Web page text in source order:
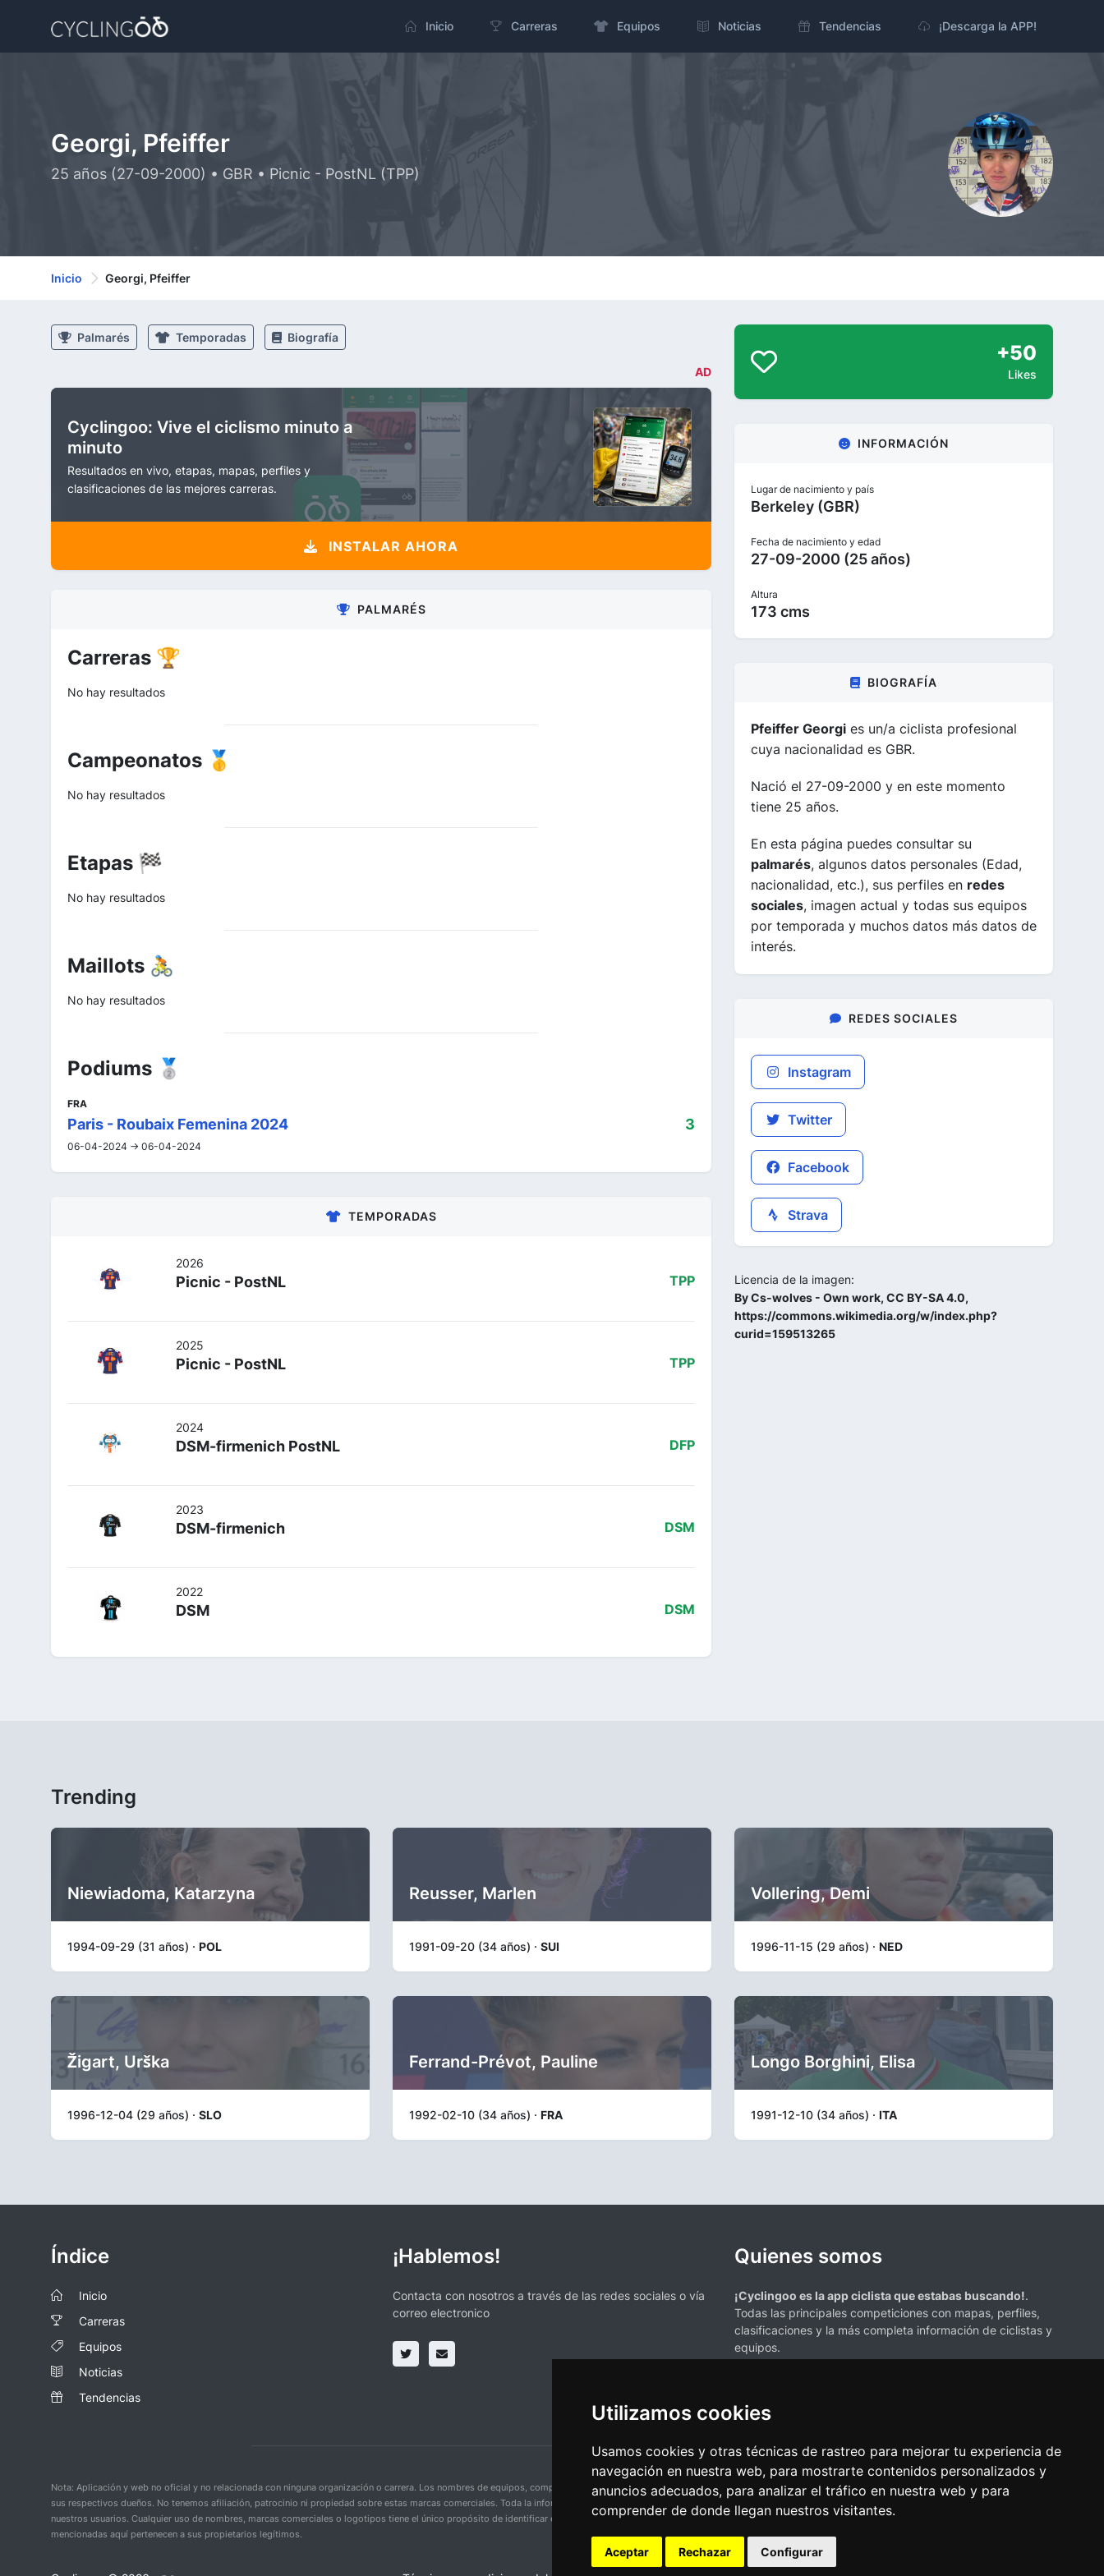
Utilizamos cookies
Usamos cookies y otras técnicas de rastreo para mejorar tu experiencia de
navegación en nuestra web, para mostrarte contenidos personalizados y
anuncios adecuados, para analizar el tráfico en nuestra web y para
comprender de donde llegan nuestros visitantes.
Aceptar Rechazar Configurar
Inicio Carreras Equipos Noticias Tendencias ¡Descarga la APP!
Georgi, Pfeiffer
25 años (27-09-2000) • GBR • Picnic - PostNL (TPP)
Inicio Georgi, Pfeiffer
Palmarés Temporadas Biografía
AD
Cyclingoo: Vive el ciclismo minuto a
minuto
Resultados en vivo, etapas, mapas, perfiles y
clasificaciones de las mejores carreras.
INSTALAR AHORA
PALMARÉS
Carreras 🏆
No hay resultados
Campeonatos 🥇
No hay resultados
Etapas 🏁
No hay resultados
Maillots 🚴
No hay resultados
Podiums 🥈
FRA
Paris - Roubaix Femenina 2024
06-04-2024 -> 06-04-2024
3
TEMPORADAS
2026
Picnic - PostNL TPP
2025
Picnic - PostNL TPP
2024
DSM-firmenich PostNL DFP
2023
DSM-firmenich DSM
2022
DSM DSM
+50
Likes
INFORMACIÓN
Lugar de nacimiento y país
Berkeley (GBR)
Fecha de nacimiento y edad
27-09-2000 (25 años)
Altura
173 cms
BIOGRAFÍA
Pfeiffer Georgi es un/a ciclista profesional
cuya nacionalidad es GBR.
Nació el 27-09-2000 y en este momento
tiene 25 años.
En esta página puedes consultar su
palmarés, algunos datos personales (Edad,
nacionalidad, etc.), sus perfiles en redes
sociales, imagen actual y todas sus equipos
por temporada y muchos datos más datos de
interés.
REDES SOCIALES
Instagram
Twitter
Facebook
Strava
Licencia de la imagen:
By Cs-wolves - Own work, CC BY-SA 4.0,
https://commons.wikimedia.org/w/index.php?
curid=159513265
Trending
Niewiadoma, Katarzyna
1994-09-29 (31 años) · POL
Reusser, Marlen
1991-09-20 (34 años) · SUI
Vollering, Demi
1996-11-15 (29 años) · NED
Žigart, Urška
1996-12-04 (29 años) · SLO
Ferrand-Prévot, Pauline
1992-02-10 (34 años) · FRA
Longo Borghini, Elisa
1991-12-10 (34 años) · ITA
Índice
Inicio
Carreras
Equipos
Noticias
Tendencias
¡Hablemos!
Contacta con nosotros a través de las redes sociales o vía
correo electronico
Quienes somos
¡Cyclingoo es la app ciclista que estabas buscando!.
Todas las principales competiciones con mapas, perfiles,
clasificaciones y la más completa información de ciclistas y
equipos.
Nota: Aplicación y web no oficial y no relacionada con ninguna organización o carrera. Los nombres de equipos, competiciones, marcas comerciales y logotipos mencionados en esta página de resultados de ciclismo son propiedad de
sus respectivos dueños. No tenemos afiliación, patrocinio ni propiedad sobre estas marcas comerciales. Toda la información proporcionada en esta página se presenta únicamente con fines informativos y para la conveniencia de
nuestros usuarios. Cualquier uso de nombres, marcas comerciales o logotipos tiene el único propósito de identificar equipos y competiciones y no implica asociación o respaldo. Todos los derechos de las marcas comerciales
mencionadas aquí pertenecen a sus propietarios legítimos.